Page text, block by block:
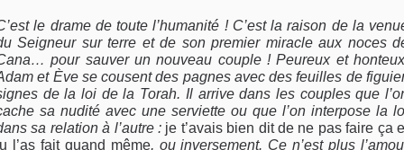
le drame de toute l’humanité ! C’est la raison de la
Seigneur sur terre et de son premier miracle aux noces
pour sauver un nouveau couple ! Peureux et
et Ève se cousent des pagnes avec des feuilles de
de la loi de la Torah. Il arrive dans les couples que
sa nudité avec une serviette ou que l’on interpose la
sa relation à l’autre : je t’avais bien dit de ne pas faire ça
l’as fait quand même, ou inversement. Ce n’est plus